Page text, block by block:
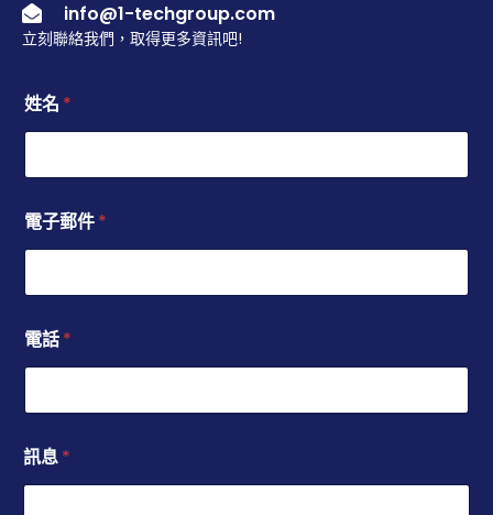
info@1-techgroup.com
立刻聯絡我們，取得更多資訊吧!
姓名 *
電子郵件*
電話*
訊息*